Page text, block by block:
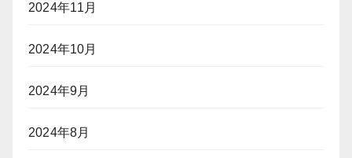
2024年11月
2024年10月
2024年9月
2024年8月